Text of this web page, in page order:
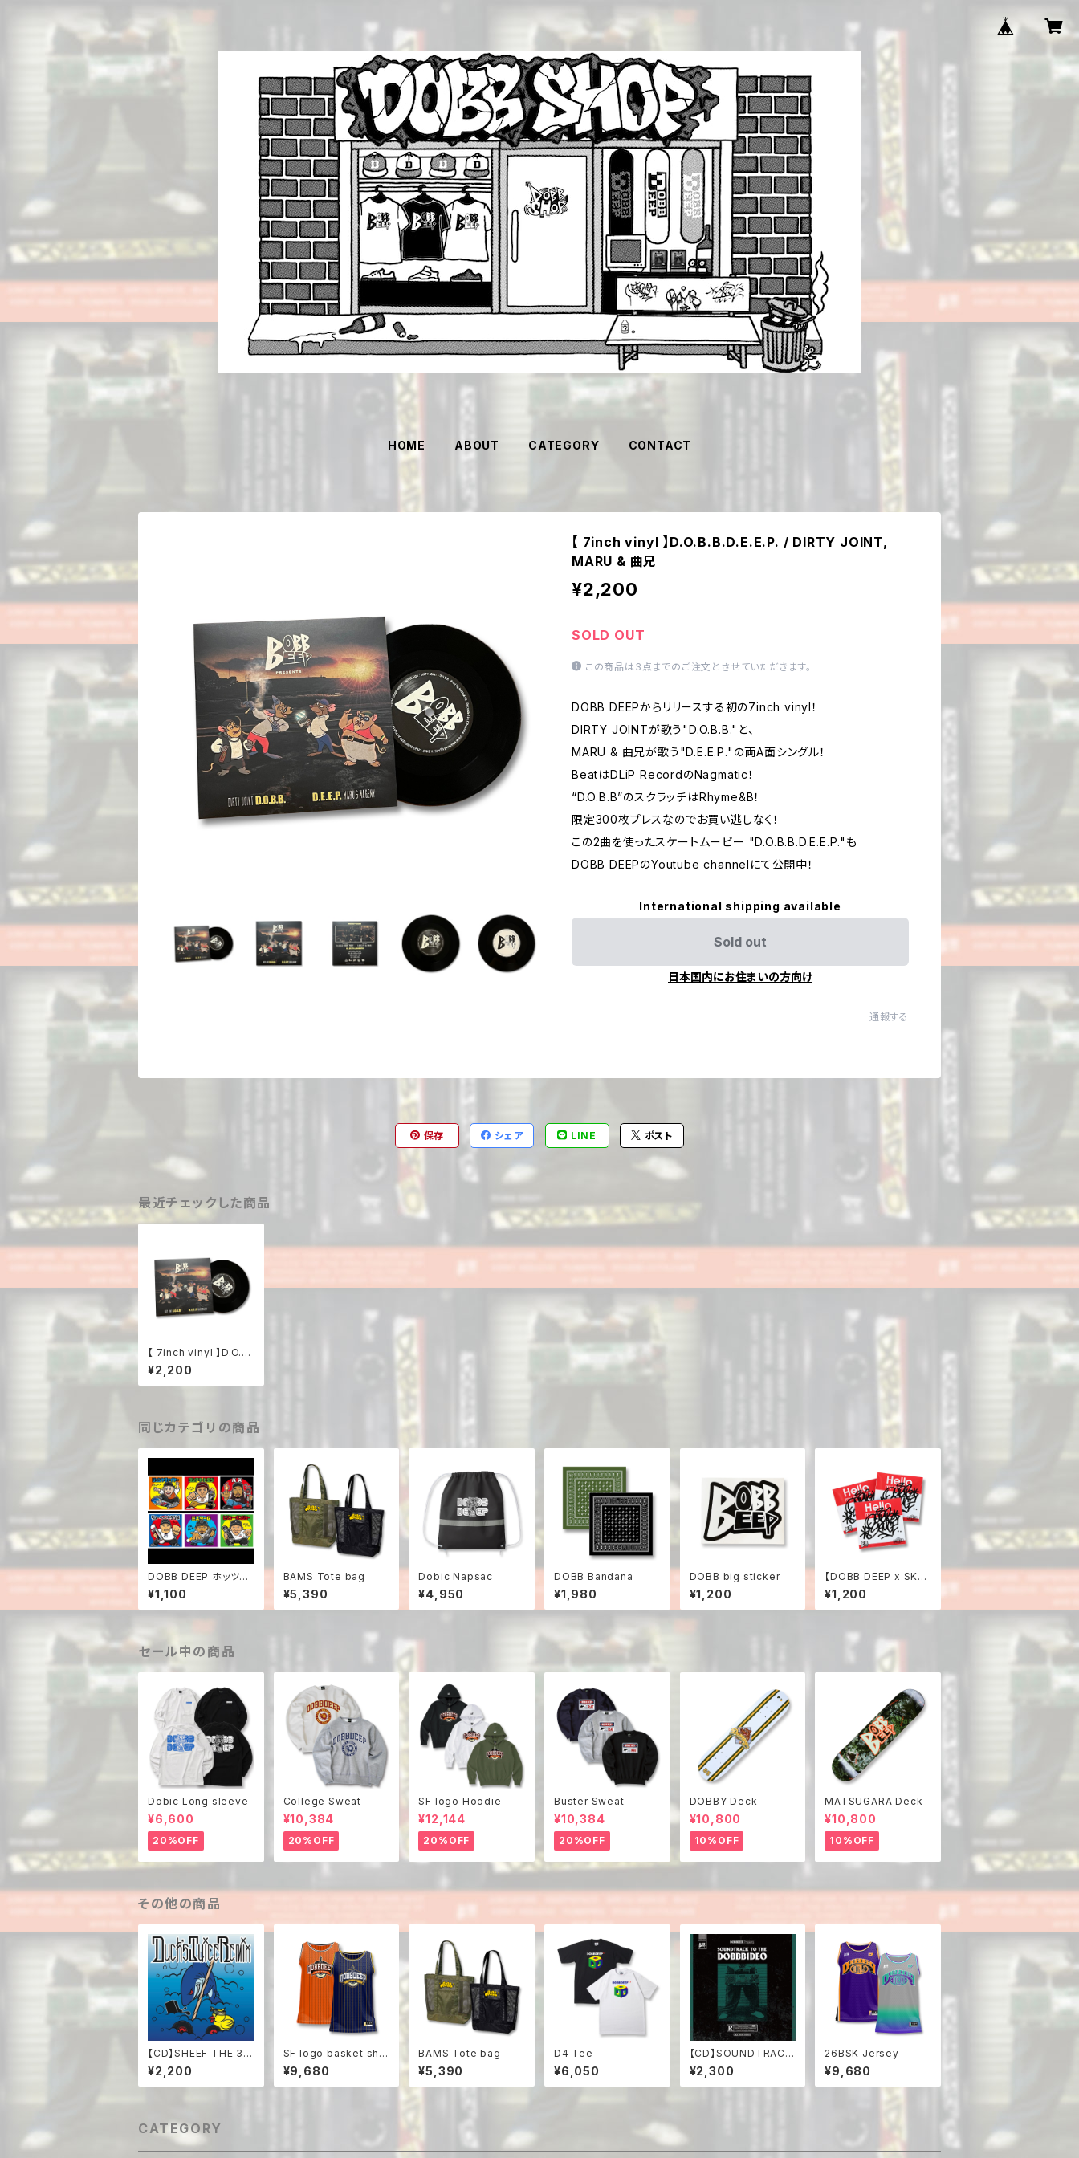
HOME ABOUT CATEGORY CONTACT
【 7inch vinyl 】D.O.B.B.D.E.E.P. / DIRTY JOINT,
MARU & 曲兄
¥2,200
SOLD OUT
この商品は3点までのご注文とさせていただきます。
DOBB DEEPからリリースする初の7inch vinyl！
DIRTY JOINTが歌う"D.O.B.B."と、
MARU & 曲兄が歌う"D.E.E.P."の両A面シングル！
BeatはDLiP RecordのNagmatic！
“D.O.B.B”のスクラッチはRhyme&B！
限定300枚プレスなのでお買い逃しなく！
この2曲を使ったスケートムービー "D.O.B.B.D.E.E.P."も
DOBB DEEPのYoutube channelにて公開中！
International shipping available
Sold out
日本国内にお住まいの方向け
通報する
保存 シェア LINE ポスト
最近チェックした商品
【 7inch vinyl 】D.O.B.
B.D.E.E.P. / DIRTY J
OINT, MARU & 曲兄
¥2,200
同じカテゴリの商品
DOBB DEEP ホッツリ
マンコンプリートセット
¥1,100
BAMS Tote bag
¥5,390
Dobic Napsac
¥4,950
DOBB Bandana
¥1,980
DOBB big sticker
¥1,200
【DOBB DEEP x SKA
TE SAUCE】Sticker 3
枚セット
¥1,200
セール中の商品
Dobic Long sleeve
¥6,600
20%OFF
College Sweat
¥10,384
20%OFF
SF logo Hoodie
¥12,144
20%OFF
Buster Sweat
¥10,384
20%OFF
DOBBY Deck
¥10,800
10%OFF
MATSUGARA Deck
¥10,800
10%OFF
その他の商品
【CD】SHEEF THE 3R
D / Duck's Juice Re
mix
¥2,200
SF logo basket shir
t¥9,680
BAMS Tote bag
¥5,390
D4 Tee
¥6,050
【CD】SOUNDTRACK
TO THE DOBBBIDE
O
¥2,300
26BSK Jersey
¥9,680
CATEGORY